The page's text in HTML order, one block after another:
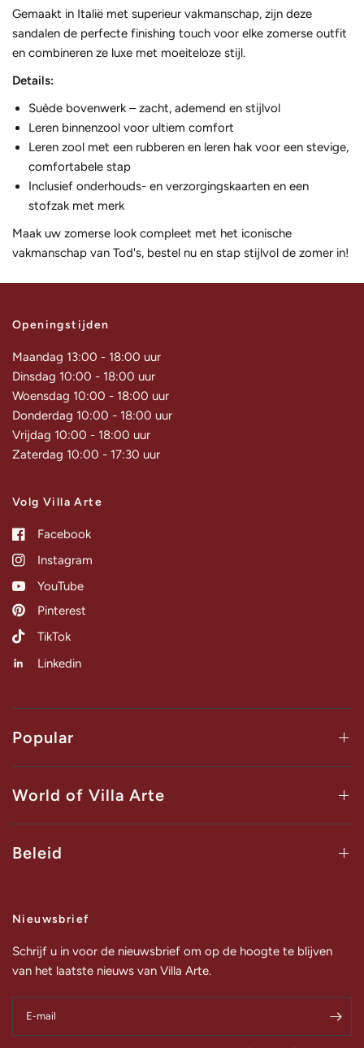
Gemaakt in Italië met superieur vakmanschap, zijn deze
sandalen de perfecte finishing touch voor elke zomerse outfit
en combineren ze luxe met moeiteloze stijl.
Details:
Suède bovenwerk – zacht, ademend en stijlvol
Leren binnenzool voor ultiem comfort
Leren zool met een rubberen en leren hak voor een stevige,
comfortabele stap
Inclusief onderhouds- en verzorgingskaarten en een
stofzak met merk
Maak uw zomerse look compleet met het iconische
vakmanschap van Tod's, bestel nu en stap stijlvol de zomer in!
Openingstijden
Maandag 13:00 - 18:00 uur
Dinsdag 10:00 - 18:00 uur
Woensdag 10:00 - 18:00 uur
Donderdag 10:00 - 18:00 uur
Vrijdag 10:00 - 18:00 uur
Zaterdag 10:00 - 17:30 uur
Volg Villa Arte
Facebook
Instagram
YouTube
Pinterest
TikTok
Linkedin
Popular
World of Villa Arte
Beleid
Nieuwsbrief
Schrijf u in voor de nieuwsbrief om op de hoogte te blijven
van het laatste nieuws van Villa Arte.
E‑mail